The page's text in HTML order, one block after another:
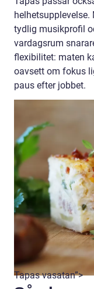
tydlig musikprofil
vardagsrum
flexibilitet: maten
oavsett om fokus
paus efter jobbet.
Tapas vasatan”>